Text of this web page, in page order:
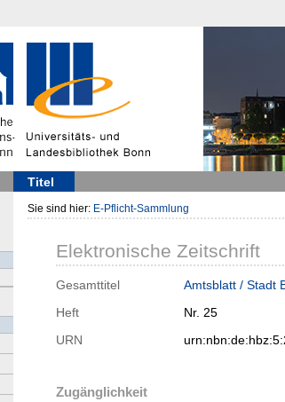
Titel
Sie sind hier: E-Pflicht-Sammlung
Elektronische Zeitschrift
Gesamttitel
Amtsblatt / Stadt
Heft
Nr. 25
URN
Zugänglichkeit